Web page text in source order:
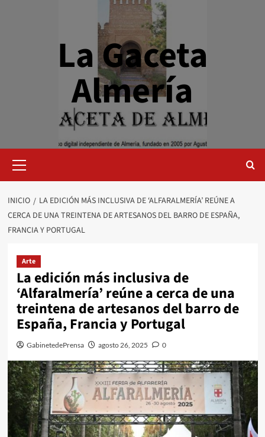
La Gaceta
Almería
primario
INICIO
LA EDICIÓN MÁS INCLUSIVA DE ‘ALFARALMERÍA’ REÚNE A
CERCA DE UNA TREINTENA DE ARTESANOS DEL BARRO DE ESPAÑA,
FRANCIA Y PORTUGAL
Arte
La edición más inclusiva de
‘Alfaralmería’ reúne a cerca de una
treintena de artesanos del barro de
España, Francia y Portugal
GabinetedePrensa agosto 26, 2025 0